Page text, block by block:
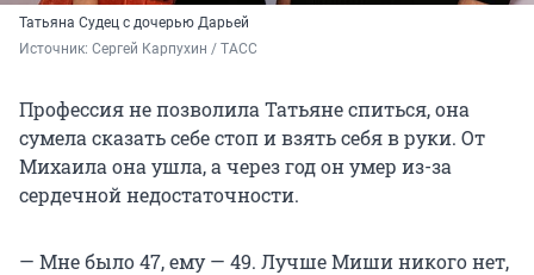
Татьяна Судец с дочерью Дарьей
Источник: Сергей Карпухин / ТАСС
Профессия не позволила Татьяне спиться, она
сумела сказать себе стоп и взять себя в руки. От
Михаила она ушла, а через год он умер из-за
сердечной недостаточности.
— Мне было 47, ему — 49. Лучше Миши никого нет,